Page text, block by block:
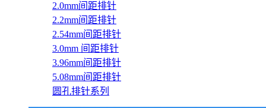
2.0mm间距排针
2.2mm间距排针
2.54mm间距排针
3.0mm 间距排针
3.96mm间距排针
5.08mm间距排针
圆孔排针系列